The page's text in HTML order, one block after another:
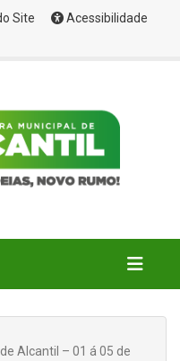
Site
Acessibilidade
Alcantil – 01 á 05 de